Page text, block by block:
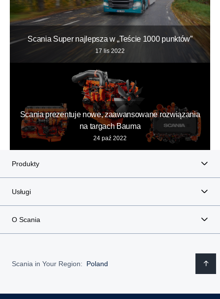
Scania Super najlepsza w „Teście 1000 punktów”
17 lis 2022
Scania prezentuje nowe, zaawansowane rozwiązania
na targach Bauma
24 paź 2022
Produkty
Usługi
O Scania
Scania in Your Region: Poland